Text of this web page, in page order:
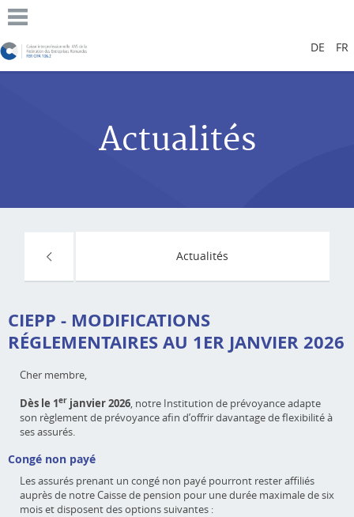
DE FR
Actualités
Actualités
CIEPP - MODIFICATIONS
RÉGLEMENTAIRES AU 1ER JANVIER 2026
Cher membre,
Dès le 1er janvier 2026, notre Institution de prévoyance adapte
son règlement de prévoyance afin d’offrir davantage de flexibilité à
ses assurés.
Congé non payé
Les assurés prenant un congé non payé pourront rester affiliés
auprès de notre Caisse de pension pour une durée maximale de six
mois et disposent des options suivantes :